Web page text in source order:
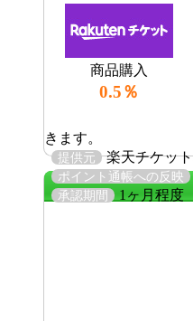
商品購入
0.5％
きます。
提供元 楽天チケッ
ポイント通帳への反映
承認期間 1ヶ月程度